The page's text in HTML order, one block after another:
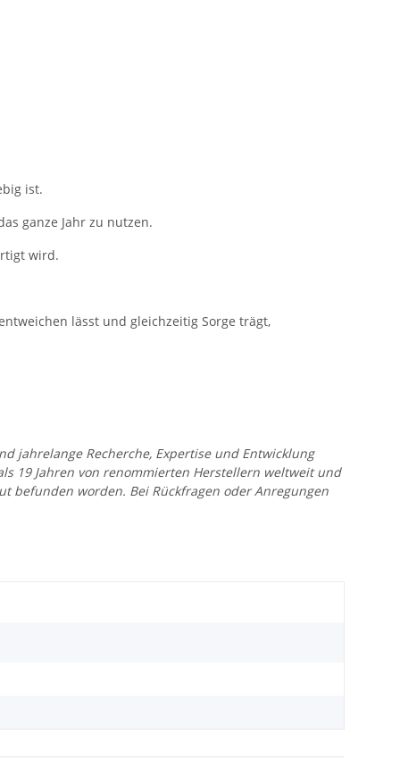
ist.
ganze Jahr zu nutzen.
wird.
lässt und gleichzeitig Sorge trägt,
jahrelange Recherche, Expertise und Entwicklung
19 Jahren von renommierten Herstellern weltweit und
befunden worden. Bei Rückfragen oder Anregungen